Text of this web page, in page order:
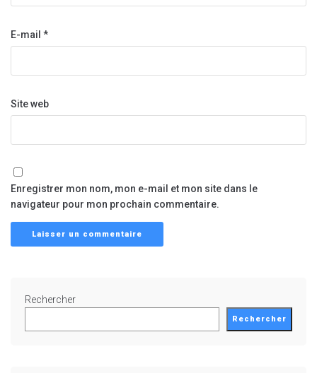
E-mail *
Site web
Enregistrer mon nom, mon e-mail et mon site dans le
navigateur pour mon prochain commentaire.
Rechercher
Rechercher